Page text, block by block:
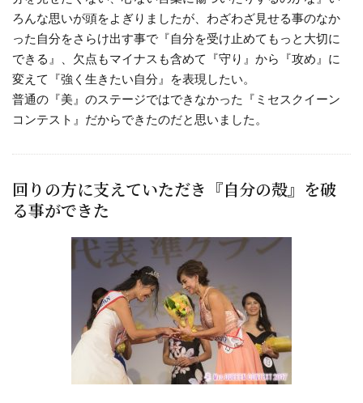
ろんな思いが頭をよぎりましたが、わざわざ見せる事のなか
った自分をさらけ出す事で『自分を受け止めてもっと大切に
できる』、欠点もマイナスも含めて『守り』から『攻め』に
変えて『強く生きたい自分』を表現したい。
普通の『美』のステージではできなかった『ミセスクイーン
コンテスト』だからできたのだと思いました。
回りの方に支えていただき『自分の殻』を破
る事ができた